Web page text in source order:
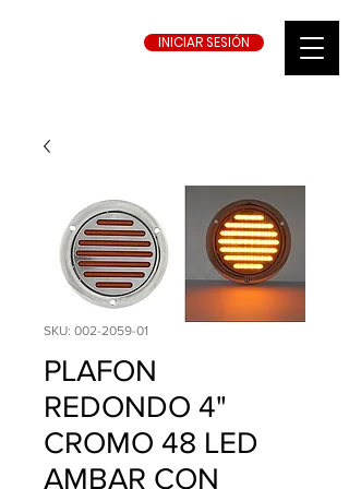
INICIAR SESIÓN
SKU: 002-2059-01
PLAFON
REDONDO 4"
CROMO 48 LED
AMBAR CON